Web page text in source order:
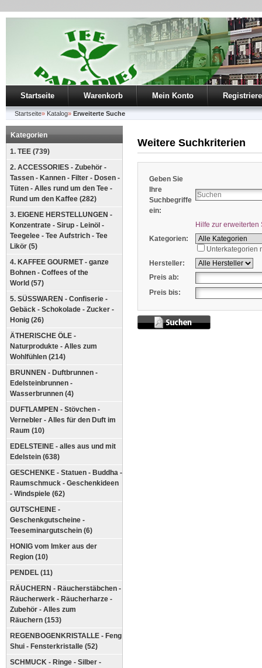
Startseite Warenkorb Mein Konto
Startseite» Katalog» Erweiterte Suche
Kategorien
1. TEE (739)
2. ACCESSORIES - Zubehör -
Tassen - Kannen - Filter - Dosen -
Tüten - Alles rund um den Tee -
Rund um den Kaffee (282)
3. EIGENE HERSTELLUNGEN -
Konzentrate - Sirup - Leinöl -
Teegelee - Tee Aufstrich - Tee
Likör (5)
4. KAFFEE GOURMET - ganze
Bohnen - Coffees of the
World (57)
5. SÜSSWAREN - Confiserie -
Gebäck - Schokolade - Zucker -
Honig (26)
ÄTHERISCHE ÖLE -
Naturprodukte - Alles zum
Wohlfühlen (214)
BRUNNEN - Duftbrunnen -
Edelsteinbrunnen -
Wasserbrunnen (4)
DUFTLAMPEN - Stövchen -
Vernebler - Alles für den Duft im
Raum (10)
EDELSTEINE - alles aus und mit
Edelstein (638)
GESCHENKE - Statuen - Buddha -
Raumschmuck - Geschenkideen
- Windspiele (62)
GUTSCHEINE -
Geschenkgutscheine -
Teeseminargutschein (6)
HONIG vom Imker aus der
Region (10)
PENDEL (11)
RÄUCHERN - Räucherstäbchen -
Räucherwerk - Räucherharze -
Zubehör - Alles zum
Räuchern (153)
REGENBOGENKRISTALLE - Feng
Shui - Fensterkristalle (52)
SCHMUCK - Ringe - Silber -
Weitere Suchkriterien
Geben Sie
Ihre
Suchbegriffe
ein:
Hilfe zur erweiterten
Kategorien:
Unterkategorien
Hersteller:
Preis ab:
Preis bis: